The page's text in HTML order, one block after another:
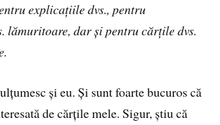
explicațiile dvs., pentru
lămuritoare, dar și pentru cărțile dvs.
și eu. Și sunt foarte bucuros că
de cărțile mele. Sigur, știu că